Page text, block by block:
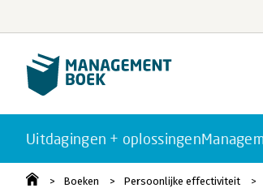
Uitdagingen + oplossingen
Boeken Persoonlijke effectiviteit